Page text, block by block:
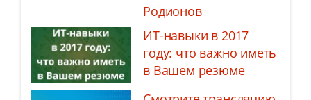
Родионов
ИТ-навыки в 2017
году: что важно иметь
в Вашем резюме